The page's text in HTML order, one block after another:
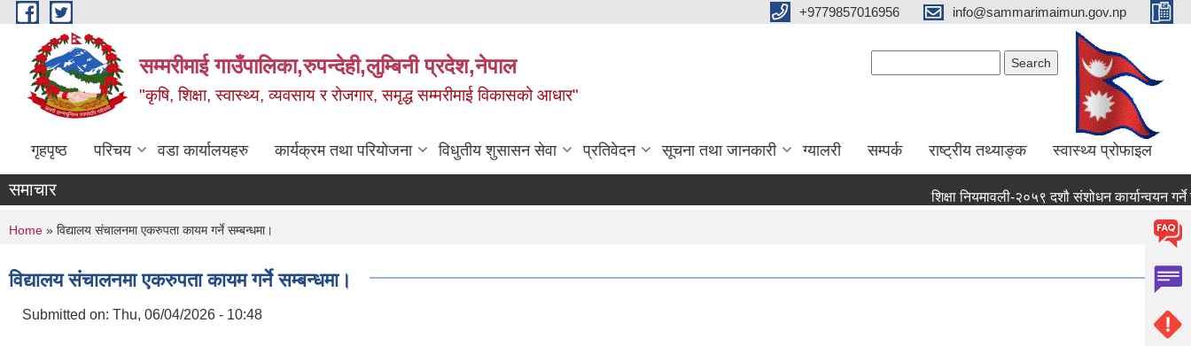
Skip to main content +9779857016956 info@sammarimaimun.gov.np
सम्मरीमाई गाउँपालिका,रुपन्देही,लुम्बिनी प्रदेश,नेपाल
"कृषि, शिक्षा, स्वास्थ्य, व्यवसाय र रोजगार, समृद्ध सम्मरीमाई विकासको आधार"
गृहपृष्ठ परिचय वडा कार्यालयहरु कार्यक्रम तथा परियोजना विधुतीय शुसासन सेवा प्रतिवेदन सूचना तथा जानकारी ग्यालरी सम्पर्क राष्ट्रीय तथ्याङ्क स्वास्थ्य प्रोफाइल
समाचार शिक्षा नियमावली-२०५९ दशौ संशोधन कार्यान्वयन गर्ने
You are here
Home » विद्यालय संचालनमा एकरुपता कायम गर्ने सम्बन्धमा।
विद्यालय संचालनमा एकरुपता कायम गर्ने सम्बन्धमा।
Submitted on: Thu, 06/04/2026 - 10:48